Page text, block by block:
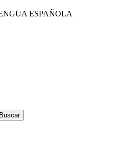
ESPAÑOLA